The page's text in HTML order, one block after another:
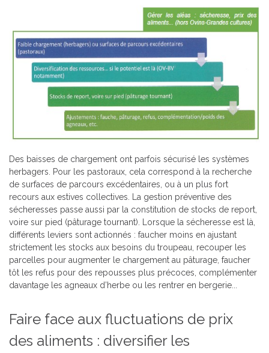
Des baisses de chargement ont parfois sécurisé les systèmes
herbagers. Pour les pastoraux, cela correspond à la recherche
de surfaces de parcours excédentaires, ou à un plus fort
recours aux estives collectives. La gestion préventive des
sécheresses passe aussi par la constitution de stocks de report,
voire sur pied (pâturage tournant). Lorsque la sécheresse est là,
différents leviers sont actionnés : faucher moins en ajustant
strictement les stocks aux besoins du troupeau, recouper les
parcelles pour augmenter le chargement au pâturage, faucher
tôt les refus pour des repousses plus précoces, complémenter
davantage les agneaux d’herbe ou les rentrer en bergerie...
Faire face aux fluctuations de prix
des aliments : diversifier les